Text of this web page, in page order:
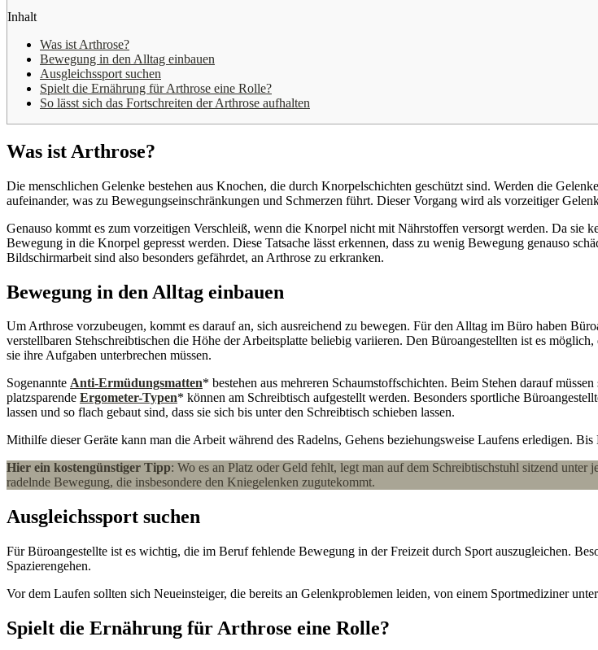
Inhalt
Was ist Arthrose?
Bewegung in den Alltag einbauen
Ausgleichssport suchen
Spielt die Ernährung für Arthrose eine Rolle?
So lässt sich das Fortschreiten der Arthrose aufhalten
Was ist Arthrose?
Die menschlichen Gelenke bestehen aus Knochen, die durch Knorpelschichten geschützt sind. Werden die
aufeinander, was zu Bewegungseinschränkungen und Schmerzen führt. Dieser Vorgang wird als vorzeitiger
Genauso kommt es zum vorzeitigen Verschleiß, wenn die Knorpel nicht mit Nährstoffen versorgt werden. Da sie
Bewegung in die Knorpel gepresst werden. Diese Tatsache lässt erkennen, dass zu wenig Bewegung genauso
Bildschirmarbeit sind also besonders gefährdet, an Arthrose zu erkranken.
Bewegung in den Alltag einbauen
Um Arthrose vorzubeugen, kommt es darauf an, sich ausreichend zu bewegen. Für den Alltag im Büro haben
verstellbaren Stehschreibtischen die Höhe der Arbeitsplatte beliebig variieren. Den Büroangestellten ist es
sie ihre Aufgaben unterbrechen müssen.
Sogenannte Anti-Ermüdungsmatten* bestehen aus mehreren Schaumstoffschichten. Beim Stehen darauf
platzsparende Ergometer-Typen* können am Schreibtisch aufgestellt werden. Besonders sportliche
lassen und so flach gebaut sind, dass sie sich bis unter den Schreibtisch schieben lassen.
Mithilfe dieser Geräte kann man die Arbeit während des Radelns, Gehens beziehungsweise Laufens erledigen.
Hier ein kostengünstiger Tipp: Wo es an Platz oder Geld fehlt, legt man auf dem Schreibtischstuhl sitzend
radelnde Bewegung, die insbesondere den Kniegelenken zugutekommt.
Ausgleichssport suchen
Für Büroangestellte ist es wichtig, die im Beruf fehlende Bewegung in der Freizeit durch Sport auszugleichen.
Spazierengehen.
Vor dem Laufen sollten sich Neueinsteiger, die bereits an Gelenkproblemen leiden, von einem Sportmediziner
Spielt die Ernährung für Arthrose eine Rolle?